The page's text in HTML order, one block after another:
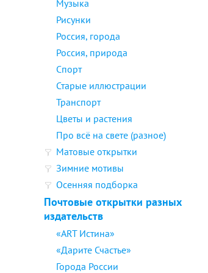
Музыка
Рисунки
Россия, города
Россия, природа
Спорт
Старые иллюстрации
Транспорт
Цветы и растения
Про всё на свете (разное)
Матовые открытки
Зимние мотивы
Осенняя подборка
Почтовые открытки разных
издательств
«ART Истина»
«Дарите Счастье»
Города России